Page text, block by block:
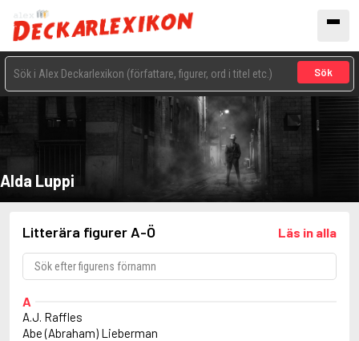
Sök
Alda Luppi
Litterära figurer A-Ö Läs in alla
A
A.J. Raffles
Abe (Abraham) Lieberman